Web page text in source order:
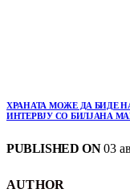
ХРАНАТА МОЖЕ ДА БИДЕ
ИНТЕРВЈУ СО БИЛЈАНА
PUBLISHED ON03
AUTHOR